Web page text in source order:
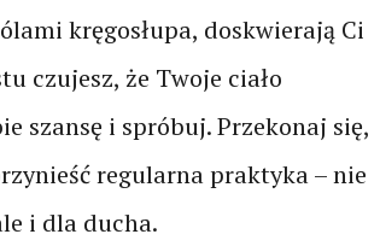
kręgosłupa, doskwierają Ci
czujesz, że Twoje ciało
szansę i spróbuj. Przekonaj się,
regularna praktyka – nie
i dla ducha.